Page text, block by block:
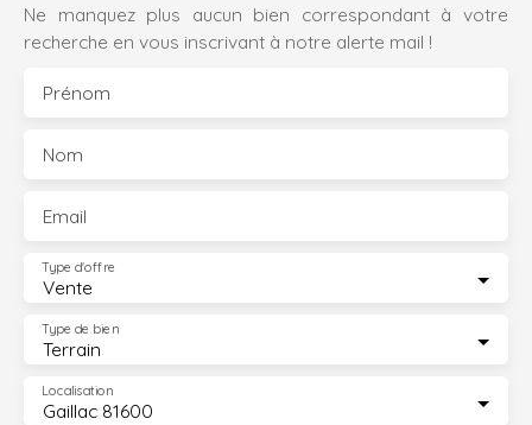
Ne manquez plus aucun bien correspondant à votre
recherche en vous inscrivant à notre alerte mail !
Prénom
Nom
Email
Vente
Type d'offre
Terrain
Type de bien
Gaillac 81600
Localisation